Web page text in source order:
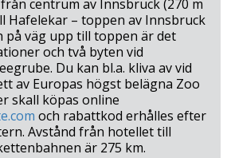
vyer kan du besöka Dachstein
uppleva den imponerande
eller utforska de magiska
(109 km). Vill du ha kulturella
kombinerat med mysiga
de steiriska städerna Graz
(153 km), medan de idylliska
(143 km) och Obertraun (155
omgivningar och
centrum av Innsbruck (270 m
Hafelekar – toppen av Innsbruck
på väg upp till toppen är det
och två byten vid
Du kan bl.a. kliva av vid
av Europas högst belägna Zoo
skall köpas online
och rabattkod erhålles efter
Avstånd från hotellet till
är 275 km.